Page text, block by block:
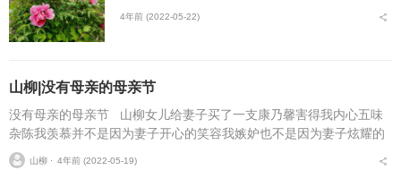
4年前 (2022-05-22)
山柳|没有母亲的母亲节
没有母亲的母亲节 山柳女儿给妻子买了一支康乃馨害得我内心五味
杂陈我羡慕并不是因为妻子开心的笑容我嫉妒也不是因为妻子炫耀的
眼神我恨更不是因为妻子骄傲的表情看着女儿...
山柳 ⋅ 4年前 (2022-05-19)